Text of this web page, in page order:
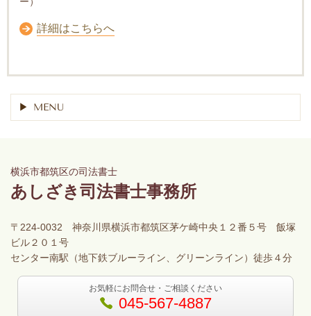
詳細はこちらへ
MENU
横浜市都筑区の司法書士
あしざき司法書士事務所
〒224-0032 神奈川県横浜市都筑区茅ケ崎中央１２番５号 飯塚
ビル２０１号
センター南駅（地下鉄ブルーライン、グリーンライン）徒歩４分
お気軽にお問合せ・ご相談ください
045-567-4887